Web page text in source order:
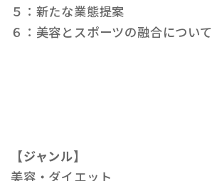
５：新たな業態提案
６：美容とスポーツの融合について
【ジャンル】
美容・ダイエット